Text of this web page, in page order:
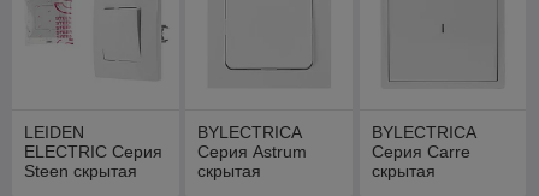
LEIDEN
ELECTRIC Серия
Steen cкрытая
BYLECTRICA
Серия Astrum
скрытая
BYLECTRICA
Серия Carre
скрытая